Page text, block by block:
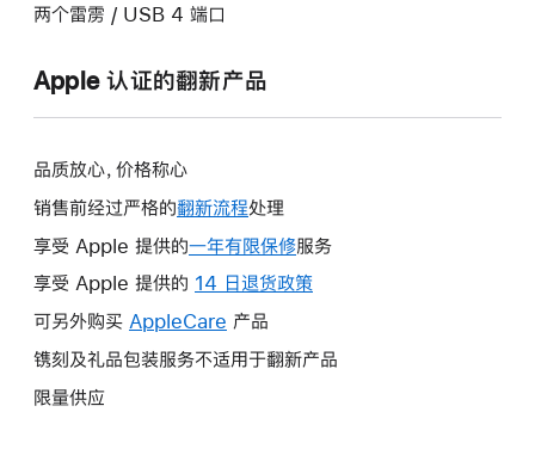
两个雷雳 / USB 4 端口
Apple 认证的翻新产品
品质放心，价格称心
销售前经过严格的翻新流程处理
享受 Apple 提供的一年有限保修此
操
打
服务
享受 Apple 提供的 14 日退货政策
将
可另外购买 AppleCare 此
操
产品
镌刻及礼品包装服务不适用于翻新产品
限量供应